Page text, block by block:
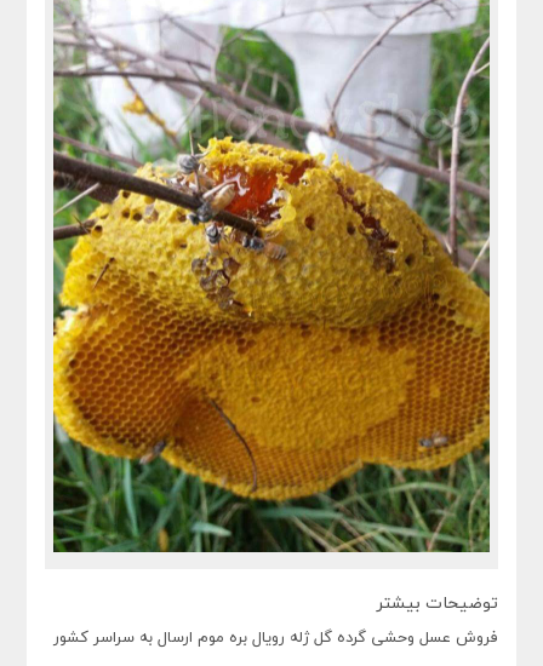
توضیحات بیشتر
فروش عسل وحشی گرده گل ژله رویال بره موم ارسال به سراسر کشور